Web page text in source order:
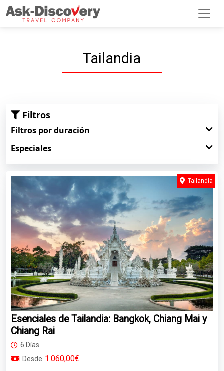
Tailandia
Filtros
Filtros por duración
Especiales
Esenciales de Tailandia: Bangkok, Chiang Mai y
Chiang Rai
6 Días
Desde 1.060,00€
Tailandia